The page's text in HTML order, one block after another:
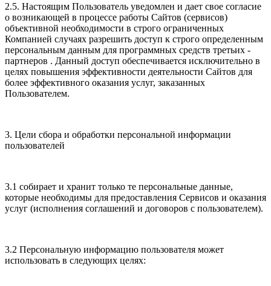
2.5. Настоящим Пользователь уведомлен и дает свое согласие
о возникающей в процессе работы Сайтов (сервисов)
объективной необходимости в строго ограниченных
Компанией случаях разрешить доступ к строго определенным
персональным данным для программных средств третьих -
партнеров . Данный доступ обеспечивается исключительно в
целях повышения эффективности деятельности Сайтов для
более эффективного оказания услуг, заказанных
Пользователем.
3. Цели сбора и обработки персональной информации
пользователей
3.1 собирает и хранит только те персональные данные,
которые необходимы для предоставления Сервисов и оказания
услуг (исполнения соглашений и договоров с пользователем).
3.2 Персональную информацию пользователя может
использовать в следующих целях: